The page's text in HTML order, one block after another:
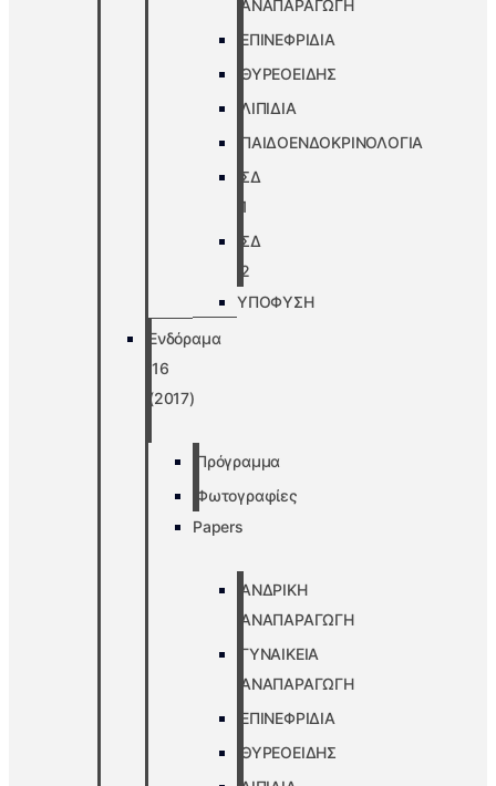
ΑΝΑΠΑΡΑΓΩΓΗ
ΕΠΙΝΕΦΡΙΔΙΑ
ΘΥΡΕΟΕΙΔΗΣ
ΛΙΠΙΔΙΑ
ΠΑΙΔΟΕΝΔΟΚΡΙΝΟΛΟΓΙΑ
ΣΔ
1
ΣΔ
2
ΥΠΟΦΥΣΗ
Ενδόραμα
’16
(2017)
Πρόγραμμα
Φωτογραφίες
Papers
ΑΝΔΡΙΚΗ
ΑΝΑΠΑΡΑΓΩΓΗ
ΓΥΝΑΙΚΕΙΑ
ΑΝΑΠΑΡΑΓΩΓΗ
ΕΠΙΝΕΦΡΙΔΙΑ
ΘΥΡΕΟΕΙΔΗΣ